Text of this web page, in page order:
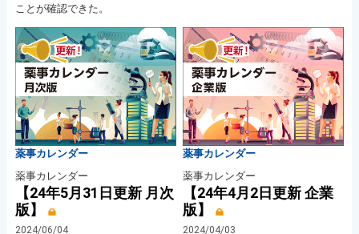
ことが確認できた。
薬事カレンダー
薬事カレンダー
【24年5月31日更新 月次
版】
2024/06/04
薬事カレンダー
薬事カレンダー
【24年4月2日更新 企業
版】
2024/04/03